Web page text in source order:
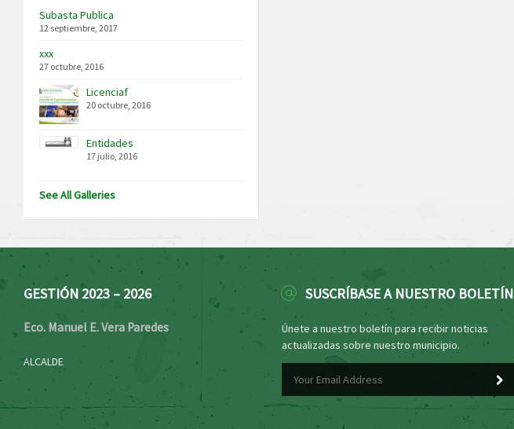
Subasta Publica
12 septiembre, 2017
xxx
27 octubre, 2016
Licenciaf
20 octubre, 2016
Entidades
17 julio, 2016
See All Galleries
GESTIÓN 2023 – 2026
Eco. Manuel E. Vera Paredes
ALCALDE
SUSCRÍBASE A NUESTRO BOLETÍN
Únete a nuestro boletín para recibir noticias
actualizadas sobre nuestro municipio.